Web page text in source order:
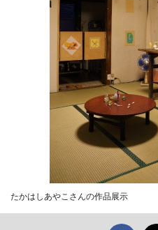
たかはしあやこさんの作品展示